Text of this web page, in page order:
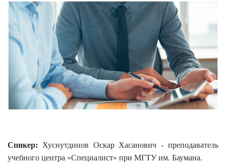
Спикер: Хуснутдинов Оскар Хасанович - преподаватель
учебного центра «Специалист» при МГТУ им. Баумана.